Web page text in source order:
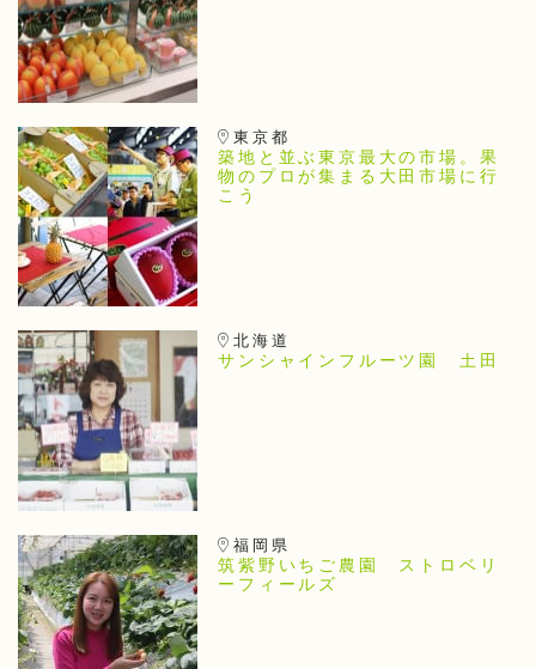
東京都
築地と並ぶ東京最大の市場。果
物のプロが集まる大田市場に行
こう
北海道
サンシャインフルーツ園 土田
福岡県
筑紫野いちご農園 ストロベリ
ーフィールズ